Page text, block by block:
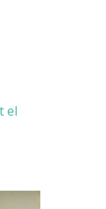
el